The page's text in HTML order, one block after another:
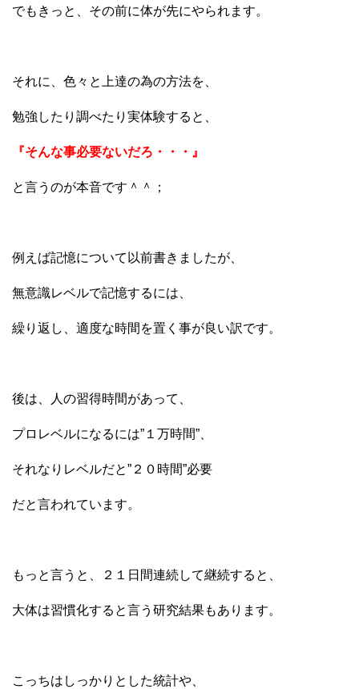
でもきっと、その前に体が先にやられます。
それに、色々と上達の為の方法を、
勉強したり調べたり実体験すると、
『そんな事必要ないだろ・・・』
と言うのが本音です＾＾；
例えば記憶について以前書きましたが、
無意識レベルで記憶するには、
繰り返し、適度な時間を置く事が良い訳です。
後は、人の習得時間があって、
プロレベルになるには”１万時間”、
それなりレベルだと”２０時間”必要
だと言われています。
もっと言うと、２１日間連続して継続すると、
大体は習慣化すると言う研究結果もあります。
こっちはしっかりとした統計や、